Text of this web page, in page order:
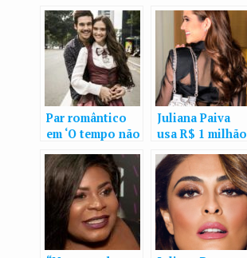
Par romântico
em ‘O tempo não
Paiva e Nicolas
Prattes estão
namorando
Juliana Paiva
usa R$ 1 milhão
lançamento de
novela